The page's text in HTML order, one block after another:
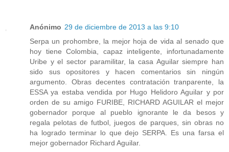
Anónimo 29 de diciembre de 2013 a las 9:10
Serpa un prohombre, la mejor hoja de vida al senado que
hoy tiene Colombia, capaz inteligente, infortunadamente
Uribe y el sector paramilitar, la casa Aguilar siempre han
sido sus opositores y hacen comentarios sin ningún
argumento. Obras decentes contratación tranparente, la
ESSA ya estaba vendida por Hugo Helidoro Aguilar y por
orden de su amigo FURIBE, RICHARD AGUILAR el mejor
gobernador porque al pueblo ignorante le da besos y
regala pelotas de futbol, juegos de parques, sin obras no
ha logrado terminar lo que dejo SERPA. Es una farsa el
mejor gobernador Richard Aguilar.